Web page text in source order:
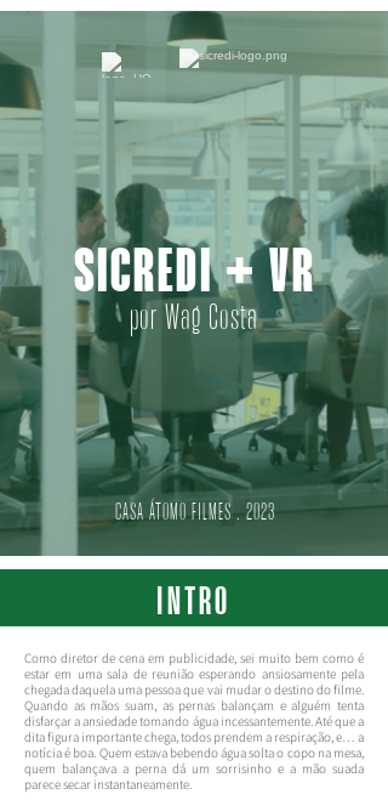
SICREDI + VR
por Wag Costa
CASA ÁTOMO FILMES . 2023
INTRO
Como diretor de cena em publicidade, sei muito bem como é
estar em uma sala de reunião esperando ansiosamente pela
chegada daquela uma pessoa que vai mudar o destino do filme.
Quando as mãos suam, as pernas balançam e alguém tenta
disfarçar a ansiedade tomando água incessantemente. Até que a
dita figura importante chega, todos prendem a respiração, e… a
notícia é boa. Quem estava bebendo água solta o copo na mesa,
quem balançava a perna dá um sorrisinho e a mão suada
parece secar instantaneamente.